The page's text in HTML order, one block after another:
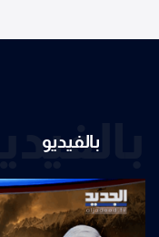
بالفيديو
بالفيديو